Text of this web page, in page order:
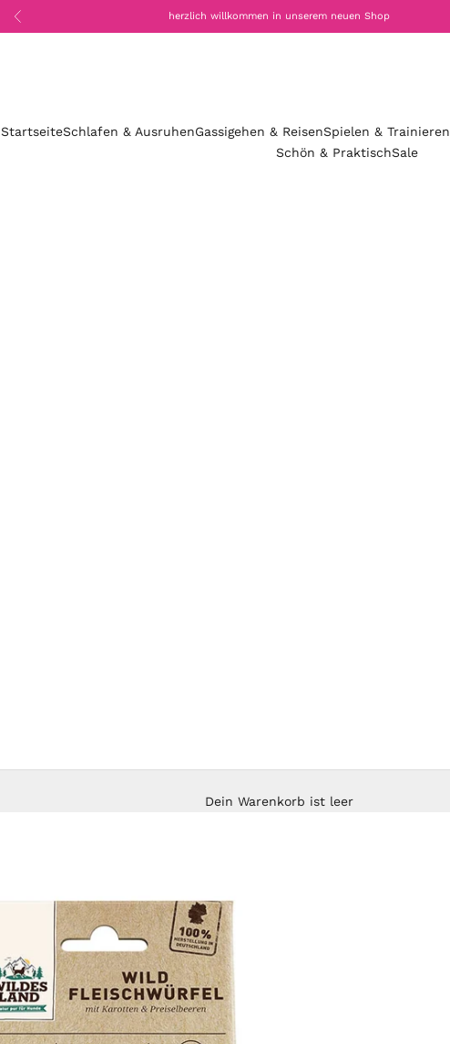
Zurück herzlich willkommen in unserem neuen Shop
StartseiteSchlafen & AusruhenGassigehen & ReisenSpielen & Trainieren
Schön & PraktischSale
Dein Warenkorb ist leer